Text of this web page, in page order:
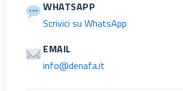
WHATSAPP
Scrivici su WhatsApp
EMAIL
info@denafa.it